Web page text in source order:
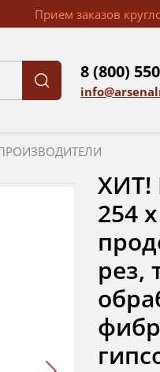
Прием заказов
8 (800)
ХИТ!
254
рез,